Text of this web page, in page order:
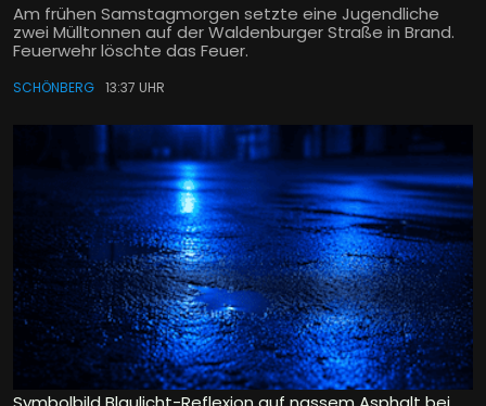
Am frühen Samstagmorgen setzte eine Jugendliche
zwei Mülltonnen auf der Waldenburger Straße in Brand.
Feuerwehr löschte das Feuer.
SCHÖNBERG 13:37 UHR